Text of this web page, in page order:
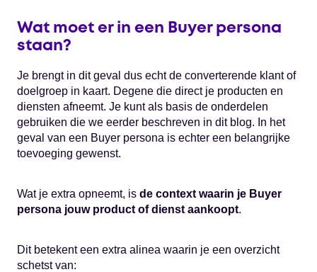
Wat moet er in een Buyer persona
staan?
Je brengt in dit geval dus echt de converterende klant of
doelgroep in kaart. Degene die direct je producten en
diensten afneemt. Je kunt als basis de onderdelen
gebruiken die we eerder beschreven in dit blog. In het
geval van een Buyer persona is echter een belangrijke
toevoeging gewenst.
Wat je extra opneemt, is de context waarin je Buyer
persona jouw product of dienst aankoopt.
Dit betekent een extra alinea waarin je een overzicht
schetst van: